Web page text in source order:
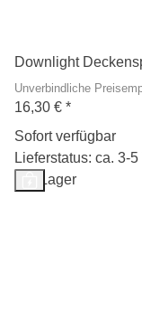
Downlight
Unverbindliche
16,30 € *
Sofort verfügbar
Lieferstatus: ca. 3-5
Auf Lager